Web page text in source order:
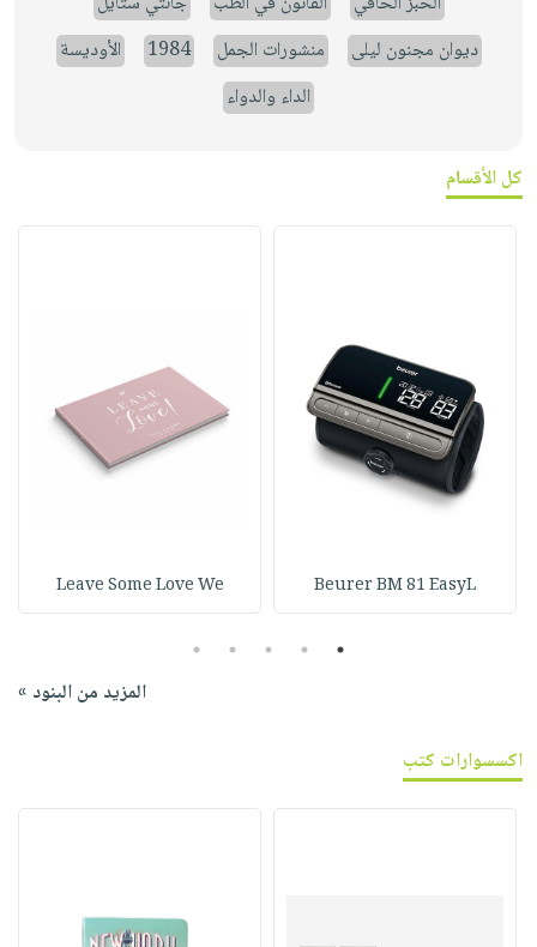
ديوان مجنون ليلى
منشورات الجمل 1984
الأوديسة
الداء والدواء
كل الأقسام
Beurer BM 81 EasyL
Leave Some Love We
1
2
3
4
5
المزيد من البنود »
اكسسوارات كتب